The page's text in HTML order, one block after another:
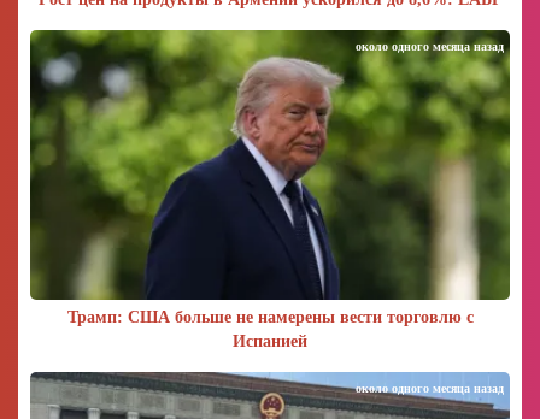
Трамп: США больше не намерены вести торговлю с
Испанией
около одного месяца назад
около одного месяца назад